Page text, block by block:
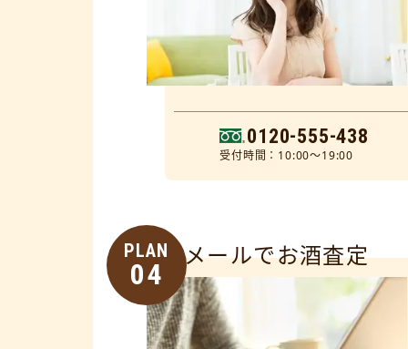
0120-555-438
受付時間：10:00～19:00
PLAN
04
メールでお酒査定